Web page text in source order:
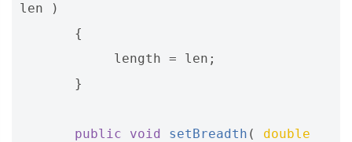
len
)
{
length = len ;
}
public void setBreadth (
double